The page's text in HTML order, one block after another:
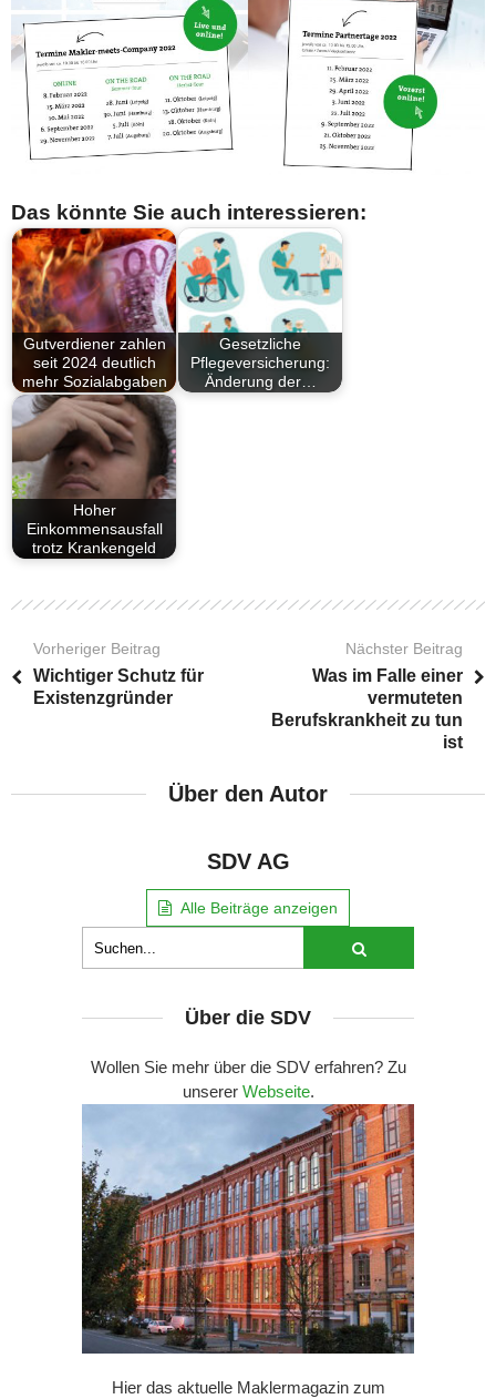
Das könnte Sie auch interessieren:
Gutverdiener zahlen
seit 2024 deutlich
mehr Sozialabgaben
Gesetzliche
Pflegeversicherung:
Änderung der…
Hoher
Einkommensausfall
trotz Krankengeld
Vorheriger Beitrag
Wichtiger Schutz für
Existenzgründer
Nächster Beitrag
Was im Falle einer
vermuteten
Berufskrankheit zu tun
ist
Über den Autor
SDV AG
Alle Beiträge anzeigen
Über die SDV
Wollen Sie mehr über die SDV erfahren? Zu
unserer Webseite.
Hier das aktuelle Maklermagazin zum